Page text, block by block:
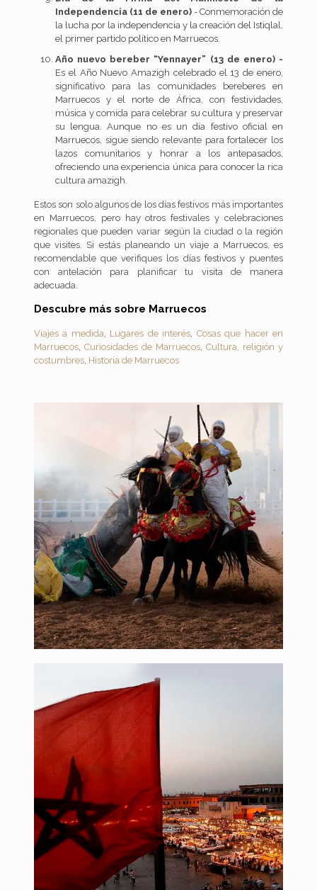
Independencia (11 de enero) - Conmemoración de
la lucha por la independencia y la creación del Istiqlal,
el primer partido político en Marruecos.
Año nuevo bereber “Yennayer” (13 de enero) -
Es el Año Nuevo Amazigh celebrado el 13 de enero,
significativo para las comunidades bereberes en
Marruecos y el norte de África, con festividades,
música y comida para celebrar su cultura y preservar
su lengua. Aunque no es un día festivo oficial en
Marruecos, sigue siendo relevante para fortalecer los
lazos comunitarios y honrar a los antepasados,
ofreciendo una experiencia única para conocer la rica
cultura amazigh.
Estos son solo algunos de los días festivos más importantes
en Marruecos, pero hay otros festivales y celebraciones
regionales que pueden variar según la ciudad o la región
que visites. Si estás planeando un viaje a Marruecos, es
recomendable que verifiques los días festivos y puentes
con antelación para planificar tu visita de manera
adecuada.
Descubre más sobre Marruecos
Viajes a medida, Lugares de interés, Cosas que hacer en
Marruecos, Curiosidades de Marruecos, Cultura, religión y
costumbres, Historia de Marruecos